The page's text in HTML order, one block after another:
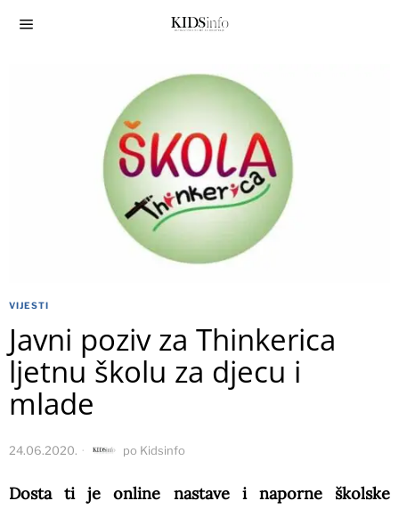
VIJESTI
Javni poziv za Thinkerica
ljetnu školu za djecu i
mlade
24.06.2020. po Kidsinfo
Dosta ti je online nastave i naporne školske